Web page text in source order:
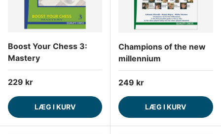
Boost Your Chess 3:
Mastery
Normalpris
229 kr
LÆG I KURV
Champions of the new
millennium
Normalpris
249 kr
LÆG I KURV